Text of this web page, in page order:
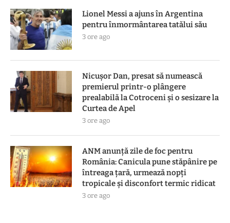
Lionel Messi a ajuns în Argentina
pentru înmormântarea tatălui său
3 ore ago
Nicușor Dan, presat să numească
premierul printr-o plângere
prealabilă la Cotroceni și o sesizare la
Curtea de Apel
3 ore ago
ANM anunță zile de foc pentru
România: Canicula pune stăpânire pe
întreaga țară, urmează nopți
tropicale și disconfort termic ridicat
3 ore ago